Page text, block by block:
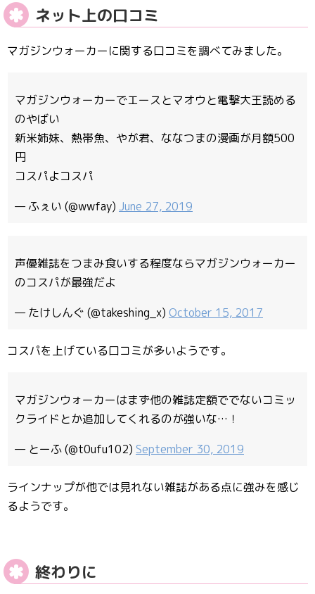
ネット上の口コミ
マガジンウォーカーに関する口コミを調べてみました。
マガジンウォーカーでエースとマオウと電撃大王読める
のやばい
新米姉妹、熱帯魚、やが君、ななつまの漫画が月額500
円
コスパよコスパ
— ふぇい (@wwfay) June 27, 2019
声優雑誌をつまみ食いする程度ならマガジンウォーカー
のコスパが最強だよ
— たけしんぐ (@takeshing_x) October 15, 2017
コスパを上げている口コミが多いようです。
マガジンウォーカーはまず他の雑誌定額ででないコミッ
クライドとか追加してくれるのが強いな…！
— とーふ (@t0ufu102) September 30, 2019
ラインナップが他では見れない雑誌がある点に強みを感じ
るようです。
終わりに